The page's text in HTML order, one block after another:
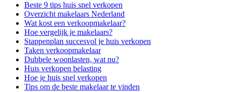
Beste 9 tips huis snel verkopen
Overzicht makelaars Nederland
Wat kost een verkoopmakelaar?
Hoe vergelijk je makelaars?
Stappenplan succesvol je huis verkopen
Taken verkoopmakelaar
Dubbele woonlasten, wat nu?
Huis verkopen belasting
Hoe je huis snel verkopen
Tips om de beste makelaar te vinden